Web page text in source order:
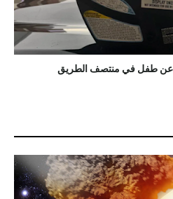
عن طفل في منتصف الطريق